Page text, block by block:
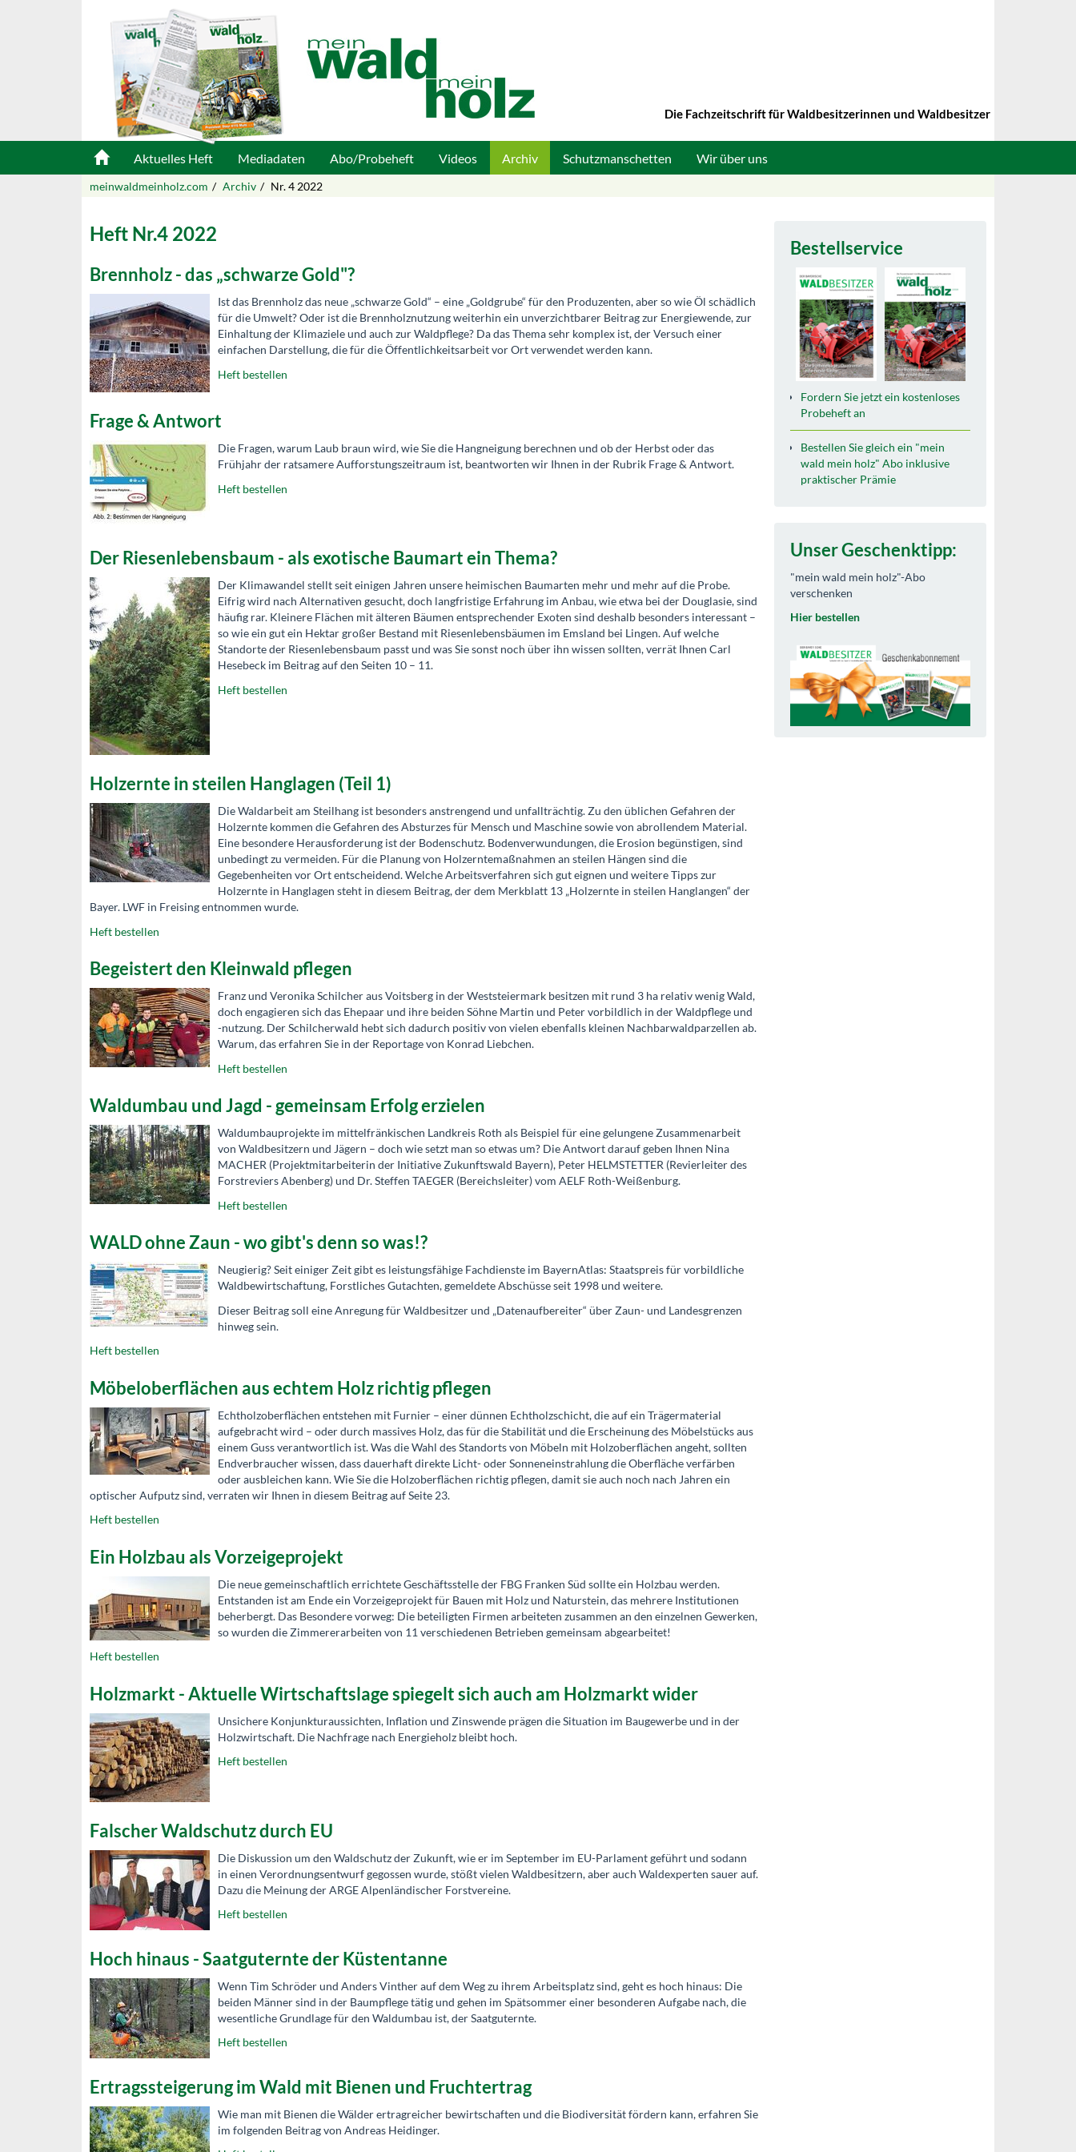
Die Fachzeitschrift für Waldbesitzerinnen und Waldbesitzer
Aktuelles Heft Mediadaten Abo/Probeheft Videos Archiv Schutzmanschetten Wir über uns
meinwaldmeinholz.com Archiv Nr. 4 2022
Heft Nr.4 2022
Brennholz - das „schwarze Gold"?
Ist das Brennholz das neue „schwarze Gold“ – eine „Goldgrube“ für den Produzenten, aber so wie Öl schädlich
für die Umwelt? Oder ist die Brennholznutzung weiterhin ein unverzichtbarer Beitrag zur Energiewende, zur
Einhaltung der Klimaziele und auch zur Waldpflege? Da das Thema sehr komplex ist, der Versuch einer
einfachen Darstellung, die für die Öffentlichkeitsarbeit vor Ort verwendet werden kann.
Heft bestellen
Frage & Antwort
Die Fragen, warum Laub braun wird, wie Sie die Hangneigung berechnen und ob der Herbst oder das
Frühjahr der ratsamere Aufforstungszeitraum ist, beantworten wir Ihnen in der Rubrik Frage & Antwort.
Heft bestellen
Der Riesenlebensbaum - als exotische Baumart ein Thema?
Der Klimawandel stellt seit einigen Jahren unsere heimischen Baumarten mehr und mehr auf die Probe.
Eifrig wird nach Alternativen gesucht, doch langfristige Erfahrung im Anbau, wie etwa bei der Douglasie, sind
häufig rar. Kleinere Flächen mit älteren Bäumen entsprechender Exoten sind deshalb besonders interessant –
so wie ein gut ein Hektar großer Bestand mit Riesenlebensbäumen im Emsland bei Lingen. Auf welche
Standorte der Riesenlebensbaum passt und was Sie sonst noch über ihn wissen sollten, verrät Ihnen Carl
Hesebeck im Beitrag auf den Seiten 10 – 11.
Heft bestellen
Holzernte in steilen Hanglagen (Teil 1)
Die Waldarbeit am Steilhang ist besonders anstrengend und unfallträchtig. Zu den üblichen Gefahren der
Holzernte kommen die Gefahren des Absturzes für Mensch und Maschine sowie von abrollendem Material.
Eine besondere Herausforderung ist der Bodenschutz. Bodenverwundungen, die Erosion begünstigen, sind
unbedingt zu vermeiden. Für die Planung von Holzerntemaßnahmen an steilen Hängen sind die
Gegebenheiten vor Ort entscheidend. Welche Arbeitsverfahren sich gut eignen und weitere Tipps zur
Holzernte in Hanglagen steht in diesem Beitrag, der dem Merkblatt 13 „Holzernte in steilen Hanglangen“ der
Bayer. LWF in Freising entnommen wurde.
Heft bestellen
Begeistert den Kleinwald pflegen
Franz und Veronika Schilcher aus Voitsberg in der Weststeiermark besitzen mit rund 3 ha relativ wenig Wald,
doch engagieren sich das Ehepaar und ihre beiden Söhne Martin und Peter vorbildlich in der Waldpflege und
-nutzung. Der Schilcherwald hebt sich dadurch positiv von vielen ebenfalls kleinen Nachbarwaldparzellen ab.
Warum, das erfahren Sie in der Reportage von Konrad Liebchen.
Heft bestellen
Waldumbau und Jagd - gemeinsam Erfolg erzielen
Waldumbauprojekte im mittelfränkischen Landkreis Roth als Beispiel für eine gelungene Zusammenarbeit
von Waldbesitzern und Jägern – doch wie setzt man so etwas um? Die Antwort darauf geben Ihnen Nina
MACHER (Projektmitarbeiterin der Initiative Zukunftswald Bayern), Peter HELMSTETTER (Revierleiter des
Forstreviers Abenberg) und Dr. Steffen TAEGER (Bereichsleiter) vom AELF Roth-Weißenburg.
Heft bestellen
WALD ohne Zaun - wo gibt's denn so was!?
Neugierig? Seit einiger Zeit gibt es leistungsfähige Fachdienste im BayernAtlas: Staatspreis für vorbildliche
Waldbewirtschaftung, Forstliches Gutachten, gemeldete Abschüsse seit 1998 und weitere.
Dieser Beitrag soll eine Anregung für Waldbesitzer und „Datenaufbereiter“ über Zaun- und Landesgrenzen
hinweg sein.
Heft bestellen
Möbeloberflächen aus echtem Holz richtig pflegen
Echtholzoberflächen entstehen mit Furnier – einer dünnen Echtholzschicht, die auf ein Trägermaterial
aufgebracht wird – oder durch massives Holz, das für die Stabilität und die Erscheinung des Möbelstücks aus
einem Guss verantwortlich ist. Was die Wahl des Standorts von Möbeln mit Holzoberflächen angeht, sollten
Endverbraucher wissen, dass dauerhaft direkte Licht- oder Sonneneinstrahlung die Oberfläche verfärben
oder ausbleichen kann. Wie Sie die Holzoberflächen richtig pflegen, damit sie auch noch nach Jahren ein
optischer Aufputz sind, verraten wir Ihnen in diesem Beitrag auf Seite 23.
Heft bestellen
Ein Holzbau als Vorzeigeprojekt
Die neue gemeinschaftlich errichtete Geschäftsstelle der FBG Franken Süd sollte ein Holzbau werden.
Entstanden ist am Ende ein Vorzeigeprojekt für Bauen mit Holz und Naturstein, das mehrere Institutionen
beherbergt. Das Besondere vorweg: Die beteiligten Firmen arbeiteten zusammen an den einzelnen Gewerken,
so wurden die Zimmererarbeiten von 11 verschiedenen Betrieben gemeinsam abgearbeitet!
Heft bestellen
Holzmarkt - Aktuelle Wirtschaftslage spiegelt sich auch am Holzmarkt wider
Unsichere Konjunkturaussichten, Inflation und Zinswende prägen die Situation im Baugewerbe und in der
Holzwirtschaft. Die Nachfrage nach Energieholz bleibt hoch.
Heft bestellen
Falscher Waldschutz durch EU
Die Diskussion um den Waldschutz der Zukunft, wie er im September im EU-Parlament geführt und sodann
in einen Verordnungsentwurf gegossen wurde, stößt vielen Waldbesitzern, aber auch Waldexperten sauer auf.
Dazu die Meinung der ARGE Alpenländischer Forstvereine.
Heft bestellen
Hoch hinaus - Saatguternte der Küstentanne
Wenn Tim Schröder und Anders Vinther auf dem Weg zu ihrem Arbeitsplatz sind, geht es hoch hinaus: Die
beiden Männer sind in der Baumpflege tätig und gehen im Spätsommer einer besonderen Aufgabe nach, die
wesentliche Grundlage für den Waldumbau ist, der Saatguternte.
Heft bestellen
Ertragssteigerung im Wald mit Bienen und Fruchtertrag
Wie man mit Bienen die Wälder ertragreicher bewirtschaften und die Biodiversität fördern kann, erfahren Sie
im folgenden Beitrag von Andreas Heidinger.
Bestellservice
Fordern Sie jetzt ein kostenloses
Probeheft an
Bestellen Sie gleich ein "mein
wald mein holz" Abo inklusive
praktischer Prämie
Unser Geschenktipp:
"mein wald mein holz"-Abo
verschenken
Hier bestellen
Praktische Prämie für jeden neuen
Abonnenten: 15 Wildverbisssschutz-